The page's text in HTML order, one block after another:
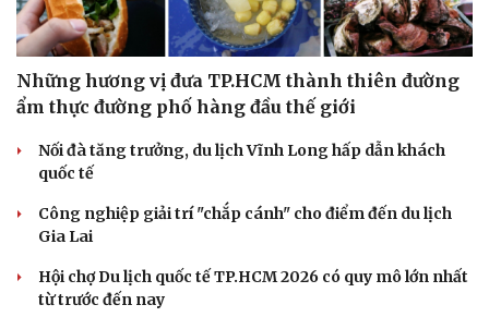
Văn hóa
Văn học
Âm nhạc
Giải trí
Thời trang
Những hương vị đưa TP.HCM thành thiên đường
ẩm thực đường phố hàng đầu thế giới
Nối đà tăng trưởng, du lịch Vĩnh Long hấp dẫn khách
quốc tế
Công nghiệp giải trí "chắp cánh" cho điểm đến du lịch
Gia Lai
Hội chợ Du lịch quốc tế TP.HCM 2026 có quy mô lớn nhất
từ trước đến nay